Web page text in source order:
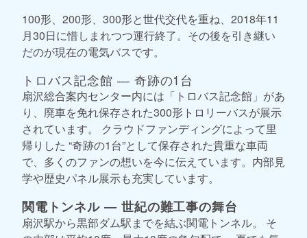
100形、200形、300形と世代交代を重ね、2018年11
月30日に惜しまれつつ運行終了。その後を引き継い
だのが現在の電気バスです。
トロバス記念館 ― 奇跡の1台
扇沢総合案内センター内には「トロバス記念館」があ
り、廃車を免れ保存された300形トロリーバスが展示
されています。 クラウドファンディングによって里
帰りした “奇跡の1台”として保存された貴重な車両
で、多くのファンの想いを今に伝えています。内部見
学や歴史パネル展示も充実しています。
関電トンネル ― 世紀の難工事の舞台
扇沢駅から黒部ダム駅までを結ぶ関電トンネル。 そ